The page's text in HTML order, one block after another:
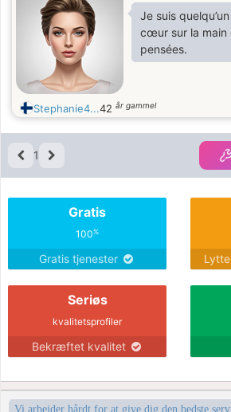
Je suis
cœur sur la main
pensées.
Stephanie4...42 år gammel
1
Gratis
100%
Gratis tjenester
Seriøs
kvalitetsprofiler
Bekræftet kvalitet
Vi arbejder hårdt for at give dig den bedste